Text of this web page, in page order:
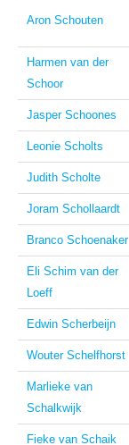
Aron Schouten
Harmen van der
Schoor
Jasper Schoones
Leonie Scholts
Judith Scholte
Joram Schollaardt
Branco Schoenaker
Eli Schim van der
Loeff
Edwin Scherbeijn
Wouter Schelfhorst
Marlieke van
Schalkwijk
Fieke van Schaik